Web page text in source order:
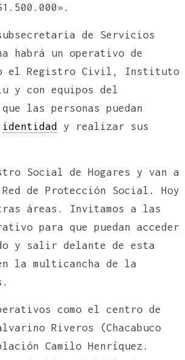
de Servicios
habrá un operativo de
el Registro Civil, Instituto
y con equipos del
las personas puedan
identidad y realizar sus
Social de Hogares y van a
de Protección Social. Hoy
áreas. Invitamos a las
para que puedan acceder
y salir delante de esta
la multicancha de la
como el centro de
Riveros (Chacabuco
Camilo Henríquez.